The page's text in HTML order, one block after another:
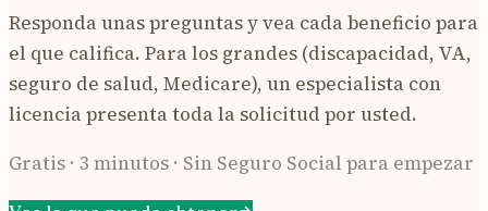
Responda unas preguntas y vea cada beneficio para
el que califica. Para los grandes (discapacidad, VA,
seguro de salud, Medicare), un especialista con
licencia presenta toda la solicitud por usted.
Gratis · 3 minutos · Sin Seguro Social para empezar